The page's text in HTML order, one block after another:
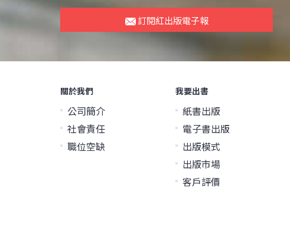
訂閱紅出版電子報
關於我們
公司簡介
社會責任
職位空缺
我要出書
紙書出版
電子書出版
出版模式
出版市場
客戶評價